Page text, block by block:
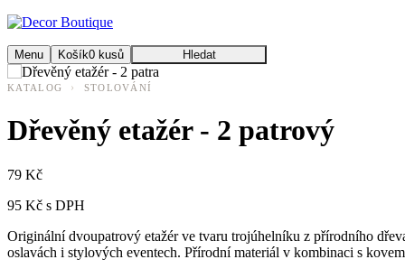
Menu Košík0 kusů Hledat
KATALOG › STOLOVÁNÍ
Dřevěný etažér - 2 patrový
79 Kč
95 Kč s DPH
Originální dvoupatrový etažér ve tvaru trojúhelníku z přírodního
oslavách i stylových eventech. Přírodní materiál v kombinaci s